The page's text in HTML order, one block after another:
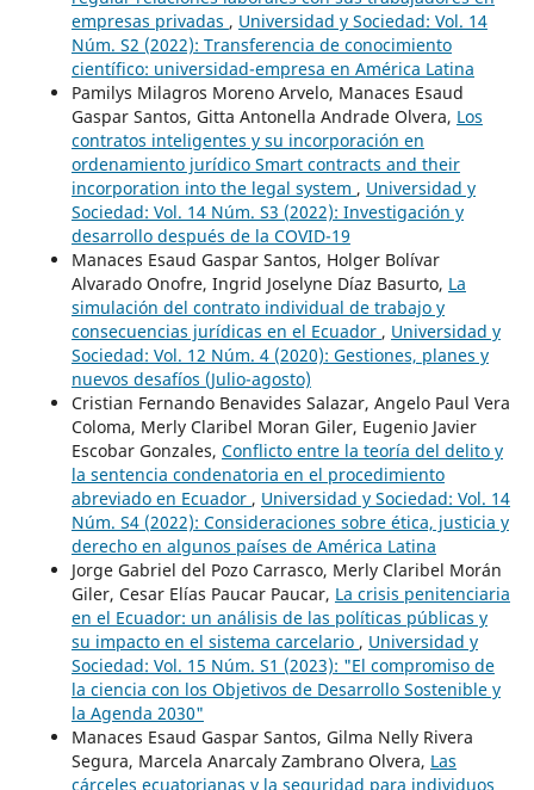
empresas privadas , Universidad y Sociedad: Vol. 14
Núm. S2 (2022): Transferencia de conocimiento
científico: universidad-empresa en América Latina
Pamilys Milagros Moreno Arvelo, Manaces Esaud
Gaspar Santos, Gitta Antonella Andrade Olvera, Los
contratos inteligentes y su incorporación en
ordenamiento jurídico Smart contracts and their
incorporation into the legal system , Universidad y
Sociedad: Vol. 14 Núm. S3 (2022): Investigación y
desarrollo después de la COVID-19
Manaces Esaud Gaspar Santos, Holger Bolívar
Alvarado Onofre, Ingrid Joselyne Díaz Basurto, La
simulación del contrato individual de trabajo y
consecuencias jurídicas en el Ecuador , Universidad y
Sociedad: Vol. 12 Núm. 4 (2020): Gestiones, planes y
nuevos desafíos (Julio-agosto)
Cristian Fernando Benavides Salazar, Angelo Paul Vera
Coloma, Merly Claribel Moran Giler, Eugenio Javier
Escobar Gonzales, Conflicto entre la teoría del delito y
la sentencia condenatoria en el procedimiento
abreviado en Ecuador , Universidad y Sociedad: Vol. 14
Núm. S4 (2022): Consideraciones sobre ética, justicia y
derecho en algunos países de América Latina
Jorge Gabriel del Pozo Carrasco, Merly Claribel Morán
Giler, Cesar Elías Paucar Paucar, La crisis penitenciaria
en el Ecuador: un análisis de las políticas públicas y
su impacto en el sistema carcelario , Universidad y
Sociedad: Vol. 15 Núm. S1 (2023): "El compromiso de
la ciencia con los Objetivos de Desarrollo Sostenible y
la Agenda 2030"
Manaces Esaud Gaspar Santos, Gilma Nelly Rivera
Segura, Marcela Anarcaly Zambrano Olvera, Las
cárceles ecuatorianas y la seguridad para individuos